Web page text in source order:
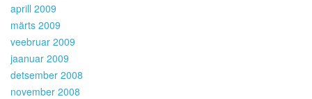
aprill 2009
märts 2009
veebruar 2009
jaanuar 2009
detsember 2008
november 2008